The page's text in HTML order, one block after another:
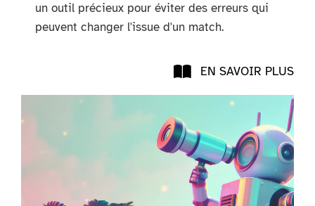
un outil précieux pour éviter des erreurs qui
peuvent changer l'issue d'un match.
EN SAVOIR PLUS